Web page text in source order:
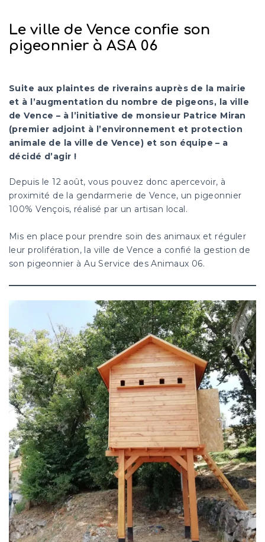
Le ville de Vence confie son
pigeonnier à ASA 06
Suite aux plaintes de riverains auprès de la mairie
et à l’augmentation du nombre de pigeons, la ville
de Vence – à l’initiative de monsieur Patrice Miran
(premier adjoint à l’environnement et protection
animale de la ville de Vence) et son équipe – a
décidé d’agir !
Depuis le 12 août, vous pouvez donc apercevoir, à
proximité de la gendarmerie de Vence, un pigeonnier
100% Vençois, réalisé par un artisan local.
Mis en place pour prendre soin des animaux et réguler
leur prolifération, la ville de Vence a confié la gestion de
son pigeonnier à Au Service des Animaux 06.